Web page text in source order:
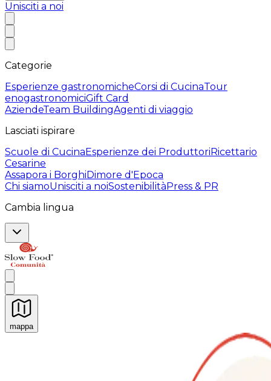
Unisciti a noi
Categorie
Esperienze gastronomicheCorsi di CucinaTour
enogastronomiciGift Card
AziendeTeam BuildingAgenti di viaggio
Lasciati ispirare
Scuole di CucinaEsperienze dei ProduttoriRicettario
Cesarine
Assapora i BorghiDimore d'Epoca
Chi siamoUnisciti a noiSostenibilitàPress & PR
Cambia lingua
mappa
Esperienze culinarie indimenticabili: Esperienze